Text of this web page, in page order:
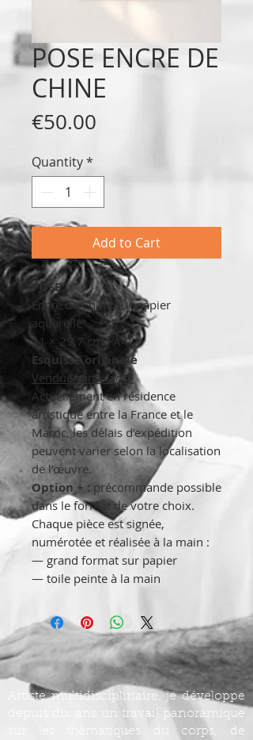
POSE ENCRE DE
CHINE
€50.00
Quantity*
Add to Cart
POSE
Encre de Chine sur papier
aquarelle
21 × 29,7 cm ( A4)
Esquisse originale
Vendue sans cadre
Actuellement en résidence
artistique entre la France et le
Maroc, les délais d’expédition
peuvent varier selon la localisation
de l’œuvre.
Option + : précommande possible
dans le format de votre choix.
Chaque pièce est signée,
numérotée et réalisée à la main :
— grand format sur papier
— toile peinte à la main
Artiste multidisciplinaire, je développe
depuis dix ans un travail panoramique
sur les thématiques du corps, de